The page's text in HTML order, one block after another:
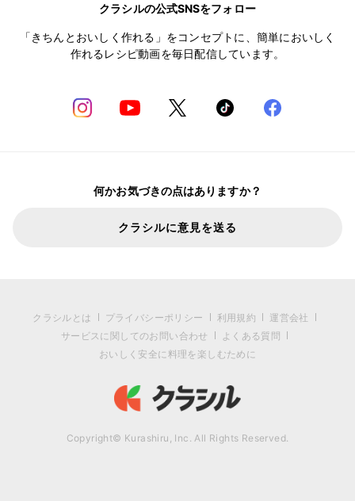
クラシルの公式SNSをフォロー
「きちんとおいしく作れる」をコンセプトに、簡単においしく
作れるレシピ動画を毎日配信しています。
何かお気づきの点はありますか？
クラシルに意見を送る
クラシルとは プライバシーポリシー 利用規約
運営会社
サービスに関してのお問い合わせ
よくある質問
おいしく安全に料理を楽しむために
Copyright© Kurashiru, Inc. All Rights Reserved.